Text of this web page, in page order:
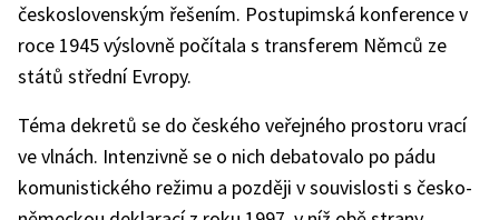
československým řešením. Postupimská konference v
roce 1945 výslovně počítala s transferem Němců ze
států střední Evropy.
Téma dekretů se do českého veřejného prostoru vrací
ve vlnách. Intenzivně se o nich debatovalo po pádu
komunistického režimu a později v souvislosti s česko-